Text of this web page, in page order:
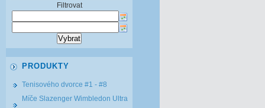
Filtrovat
PRODUKTY
Tenisového dvorce #1 - #8
Míče Slazenger Wimbledon Ultra